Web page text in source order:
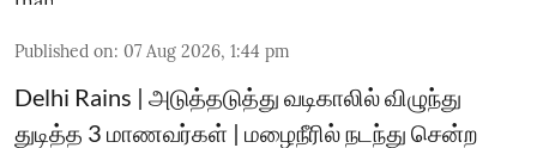
Published on: 07 Aug 2026, 1:44 pm
Delhi Rains | அடுத்தடுத்து வடிகாலில் விழுந்து
துடித்த 3 மாணவர்கள் | மழைநீரில் நடந்து சென்ற